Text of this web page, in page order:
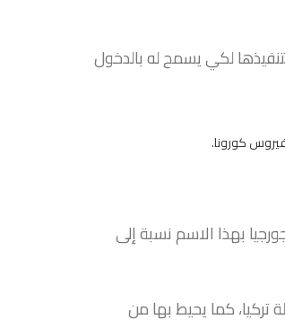
لكي يسمح له بالدخول
كورونا.
بهذا الاسم نسبة إلى
كما يحيط بها من